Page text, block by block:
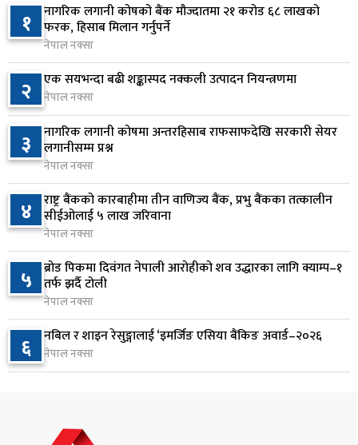
६
प्रतिनिधिसभा बैठक बस्दै , पाँच विधेयक र प्रतिवेदन
प्रस्तुत हुने
१ दिन अघि
७
आज बस्ने भनिएको राष्ट्रिय सभाको बैठक बुधबारका लागि
सर्‍यो
१ दिन अघि
८
वीरगञ्जमा ट्यांकरको सिल खोलेर तेल निकाल्ने सात जना
रंगेहात पक्राउ
१ दिन अघि
९
जन्मसिद्ध नागरिकता कडा बनाउने ट्रम्पको नयाँ प्रयास, दुई
कार्यकारी आदेश जारी
१ दिन अघि
१० राप्रपाको निर्णय: बागमती प्रदेश सरकारमा सहभागी नहुने
१ दिन अघि
१ नागरिक लगानी कोषको बैंक मौज्दातमा २१ करोड ६८ लाखको
फरक, हिसाब मिलान गर्नुपर्ने
नेपाल नक्सा
२ एक सयभन्दा बढी शङ्कास्पद नक्कली उत्पादन नियन्त्रणमा
नेपाल नक्सा
३ नागरिक लगानी कोषमा अन्तरहिसाब राफसाफदेखि सरकारी सेयर
लगानीसम्म प्रश्न
नेपाल नक्सा
४ राष्ट्र बैंकको कारबाहीमा तीन वाणिज्य बैंक, प्रभु बैंकका तत्कालीन
सीईओलाई ५ लाख जरिवाना
नेपाल नक्सा
५ ब्रोड पिकमा दिवंगत नेपाली आरोहीको शव उद्धारका लागि क्याम्प–१
तर्फ झर्दै टोली
नेपाल नक्सा
६ नबिल र शाइन रेसुङ्गालाई ‘इमर्जिङ एसिया बैंकिङ अवार्ड–२०२६
नेपाल नक्सा